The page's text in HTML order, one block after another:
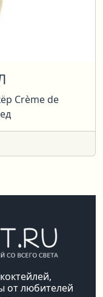
Crème de
от любителей